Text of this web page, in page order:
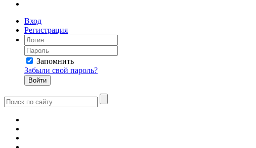
Вход
Регистрация
Запомнить
Забыли свой пароль?